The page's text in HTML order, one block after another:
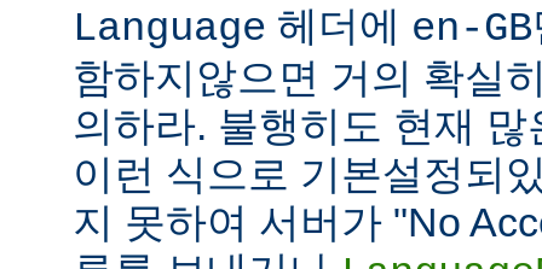
Language 헤더에 en-GB
함하지않으면 거의 확실
의하라. 불행히도 현재
이런 식으로 기본설정되
지 못하여 서버가 "No